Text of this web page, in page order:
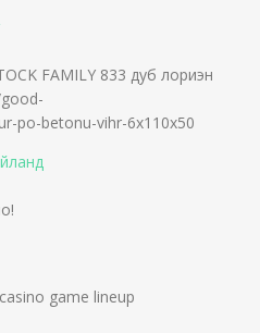
FAMILY 833 дуб лориэн
po-betonu-vihr-6x110x50
game lineup